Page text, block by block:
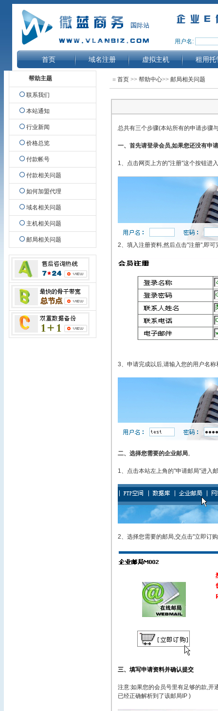
用户名:
首页 域名注册 虚拟主机 租用托
帮助主题
联系我们
本站通知
行业新闻
价格总览
付款帐号
付款相关问题
如何加盟代理
域名相关问题
主机相关问题
邮局相关问题
首页 >> 帮助中心>> 邮局相关问题
总共有三个步骤(本站所有的申请步骤
一、首先请登录会员,如果您还没有申
1、点击网页上方的"注册"这个按钮进
2、填入注册资料,然后点击"注册",即可
3、申请完成以后,请输入您的用户名称
二、选择您需要的企业邮局。
1、点击本站左上角的"申请邮局"进入
2、选择您需要的邮局,交点击"立即订
三、填写申请资料并确认提交
注意:如果您的会员号里有足够的款,开
已经正确解析到了该邮局IP )